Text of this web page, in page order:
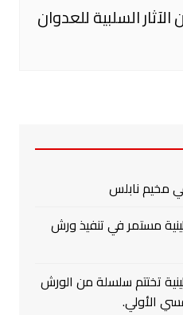
السلبية للعدوان
مخيم نابلس
مستمر في تنفيذ ورش
تختتم سلسلة من الورش
الأولي.